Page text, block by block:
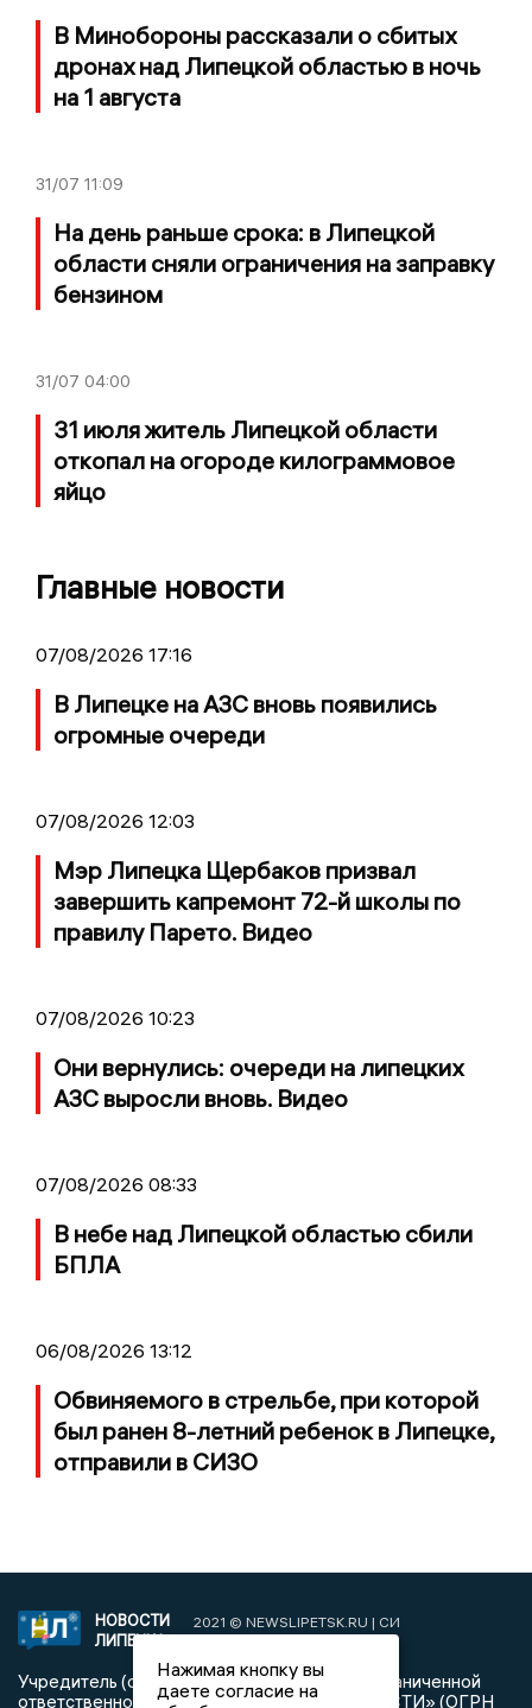
В Минобороны рассказали о сбитых
дронах над Липецкой областью в ночь
на 1 августа
31/07 11:09
На день раньше срока: в Липецкой
области сняли ограничения на заправку
бензином
31/07 04:00
31 июля житель Липецкой области
откопал на огороде килограммовое
яйцо
Главные новости
07/08/2026 17:16
В Липецке на АЗС вновь появились
огромные очереди
07/08/2026 12:03
Мэр Липецка Щербаков призвал
завершить капремонт 72-й школы по
правилу Парето. Видео
07/08/2026 10:23
Они вернулись: очереди на липецких
АЗС выросли вновь. Видео
07/08/2026 08:33
В небе над Липецкой областью сбили
БПЛА
06/08/2026 13:12
Обвиняемого в стрельбе, при которой
был ранен 8-летний ребенок в Липецке,
отправили в СИЗО
НОВОСТИ
ЛИПЕЦКА
2021 © NEWSLIPETSK.RU | СИ
Учредитель (соучредители): Общество с ограниченной
ответственностью «РЕГИОНАЛЬНЫЕ НОВОСТИ» (ОГРН
Нажимая кнопку вы
даете согласие на